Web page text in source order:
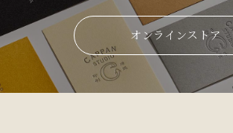
オンラインストア